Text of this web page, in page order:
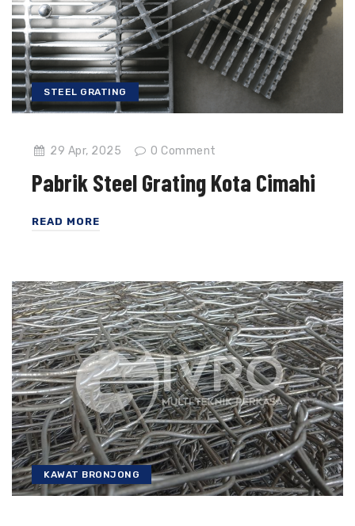
STEEL GRATING
29 Apr, 2025 0 Comment
Pabrik Steel Grating Kota Cimahi
READ MORE
KAWAT BRONJONG